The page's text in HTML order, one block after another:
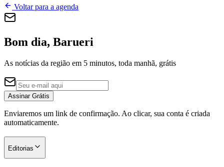
Voltar para a agenda
Bom dia, Barueri
As notícias da região em 5 minutos, toda manhã, grátis
Assinar Grátis
Enviaremos um link de confirmação. Ao clicar, sua conta é criada
automaticamente.
Editorias